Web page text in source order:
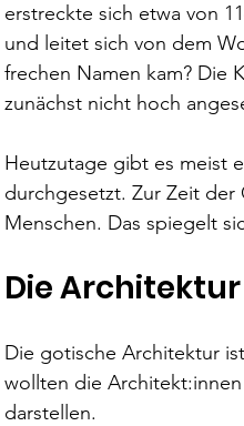
erstreckte sich etwa von
und leitet sich von dem
frechen Namen kam? Die
zunächst nicht hoch
Heutzutage gibt es meist
durchgesetzt. Zur Zeit
Menschen. Das spiegelt
Die
Die gotische Architektur
wollten die
darstellen.